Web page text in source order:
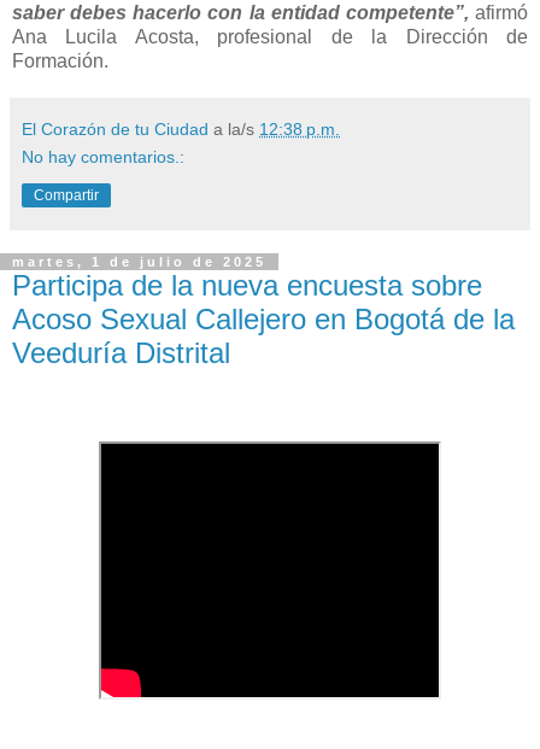
saber debes hacerlo con la entidad competente”, afirmó
Ana Lucila Acosta, profesional de la Dirección de
Formación.
El Corazón de tu Ciudad a la/s 12:38 p.m.
No hay comentarios.:
Compartir
martes, 1 de julio de 2025
Participa de la nueva encuesta sobre
Acoso Sexual Callejero en Bogotá de la
Veeduría Distrital